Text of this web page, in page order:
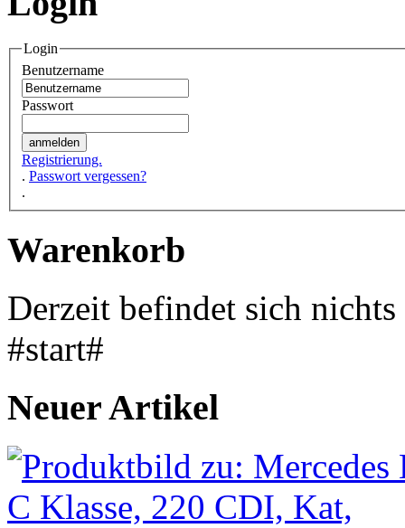
Login
Benutzername
Passwort
Registrierung.
. Passwort vergessen?
.
Warenkorb
Derzeit befindet sich
#start#
Neuer Artikel